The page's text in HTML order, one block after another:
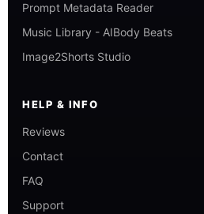
Prompt Metadata Reader
Music Library - AIBody Beats
Image2Shorts Studio
HELP & INFO
Reviews
Contact
FAQ
Support